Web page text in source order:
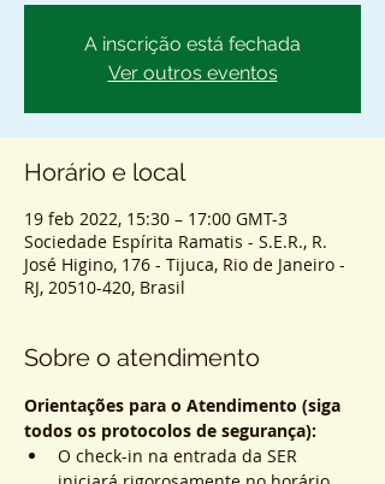
A inscrição está fechada
Ver outros eventos
Horário e local
19 feb 2022, 15:30 – 17:00 GMT-3
Sociedade Espírita Ramatis - S.E.R., R.
José Higino, 176 - Tijuca, Rio de Janeiro -
RJ, 20510-420, Brasil
Sobre o atendimento
Orientações para o Atendimento (siga
todos os protocolos de segurança):
O check-in na entrada da SER